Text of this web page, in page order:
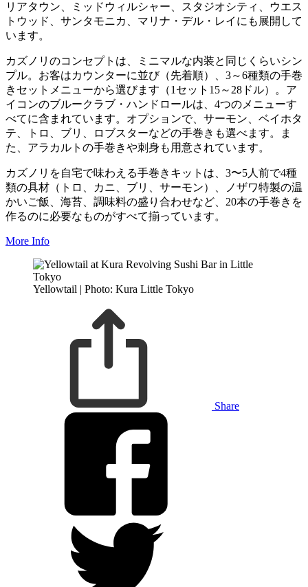
リアタウン、ミッドウィルシャー、スタジオシティ、ウエス
トウッド、サンタモニカ、マリナ・デル・レイにも展開して
います。
カズノリのコンセプトは、ミニマルな内装と同じくらいシン
プル。お客はカウンターに並び（先着順）、3～6種類の手巻
きセットメニューから選びます（1セット15～28ドル）。ア
イコンのブルークラブ・ハンドロールは、4つのメニューす
べてに含まれています。オプションで、サーモン、ベイホタ
テ、トロ、ブリ、ロブスターなどの手巻きも選べます。ま
た、アラカルトの手巻きや刺身も用意されています。
カズノリを自宅で味わえる手巻きキットは、3〜5人前で4種
類の具材（トロ、カニ、ブリ、サーモン）、ノザワ特製の温
かいご飯、海苔、調味料の盛り合わせなど、20本の手巻きを
作るのに必要なものがすべて揃っています。
More Info
Yellowtail | Photo: Kura Little Tokyo
Share